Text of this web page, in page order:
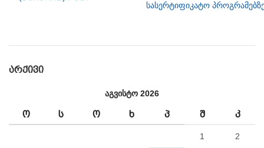
სასერტიფიკატო
ᲐᲠᲥᲘᲕᲘ
აგვისტო 2026
Ო Ს Ო Ხ Პ Შ Კ
1 2